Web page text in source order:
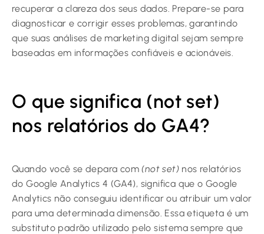
recuperar a clareza dos seus dados. Prepare-se para
diagnosticar e corrigir esses problemas, garantindo
que suas análises de marketing digital sejam sempre
baseadas em informações confiáveis e acionáveis.
O que significa (not set)
nos relatórios do GA4?
Quando você se depara com(not set) nos relatórios
do Google Analytics 4 (GA4), significa que o Google
Analytics não conseguiu identificar ou atribuir um valor
para uma determinada dimensão. Essa etiqueta é um
substituto padrão utilizado pelo sistema sempre que